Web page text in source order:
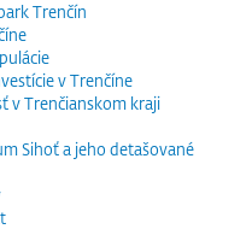
Trenčín
v Trenčíne
v Trenčianskom kraji
Sihoť a jeho detašované